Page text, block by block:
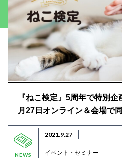
『ねこ検定』5周年で特別
月27日オンライン＆会場で
NEWS
2021.9.27
イベント・セミナー